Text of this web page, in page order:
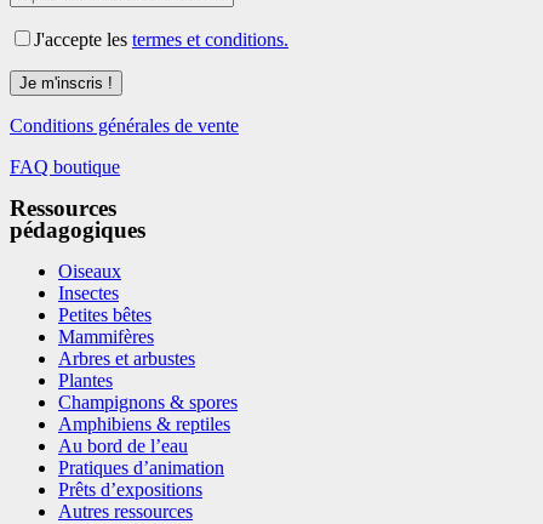
J'accepte les termes et conditions.
Conditions générales de vente
FAQ boutique
Ressources
pédagogiques
Oiseaux
Insectes
Petites bêtes
Mammifères
Arbres et arbustes
Plantes
Champignons & spores
Amphibiens & reptiles
Au bord de l’eau
Pratiques d’animation
Prêts d’expositions
Autres ressources